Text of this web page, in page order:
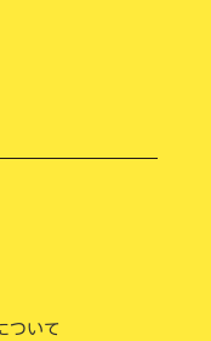
ついて